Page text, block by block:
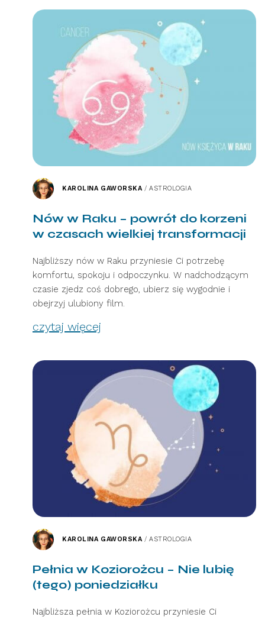
KAROLINA GAWORSKA/ASTROLOGIA
Nów w Raku – powrót do korzeni
w czasach wielkiej transformacji
Najbliższy nów w Raku przyniesie Ci potrzebę
komfortu, spokoju i odpoczynku. W nadchodzącym
czasie zjedz coś dobrego, ubierz się wygodnie i
obejrzyj ulubiony film.
czytaj więcej
KAROLINA GAWORSKA /ASTROLOGIA
Pełnia w Koziorożcu – Nie lubię
(tego) poniedziałku
Najbliższa pełnia w Koziorożcu przyniesie Ci